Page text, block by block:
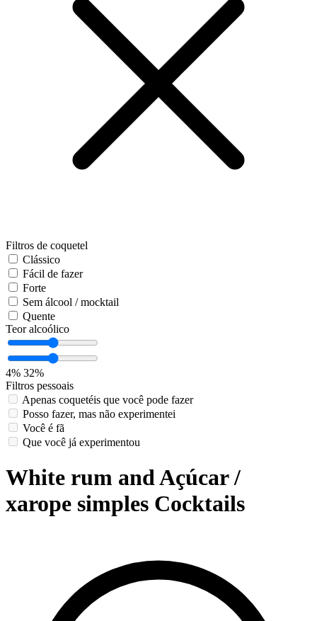
Filtros de coquetel
Clássico
Fácil de fazer
Forte
Sem álcool / mocktail
Quente
Teor alcoólico
4% 32%
Filtros pessoais
Apenas coquetéis que você pode fazer
Posso fazer, mas não experimentei
Você é fã
Que você já experimentou
White rum and Açúcar /
xarope simples Cocktails